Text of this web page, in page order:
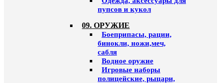
пупсов и кукол
09. ОРУЖИЕ
Боеприпасы, рации,
бинокли, ножи,меч,
сабля
Водное оружие
Игровые наборы
полицейские, рыцари,